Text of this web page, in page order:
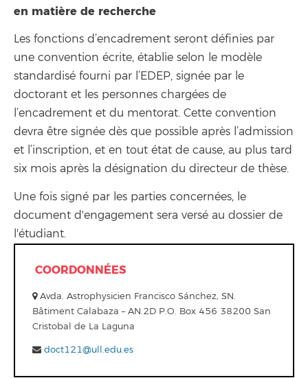
en matière de recherche
Les fonctions d’encadrement seront définies par
une convention écrite, établie selon le modèle
standardisé fourni par l’EDEP, signée par le
doctorant et les personnes chargées de
l’encadrement et du mentorat. Cette convention
devra être signée dès que possible après l’admission
et l’inscription, et en tout état de cause, au plus tard
six mois après la désignation du directeur de thèse.
Une fois signé par les parties concernées, le
document d'engagement sera versé au dossier de
l'étudiant.
COORDONNÉES
Avda. Astrophysicien Francisco Sánchez, SN.
Bâtiment Calabaza – AN.2D P.O. Box 456 38200 San
Cristobal de La Laguna
doct121@ull.edu.es